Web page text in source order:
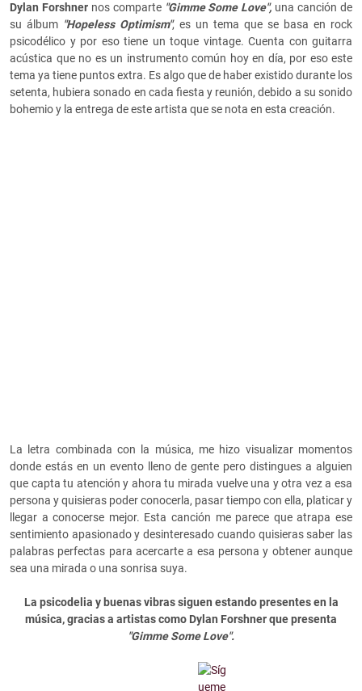
Dylan Forshnernos comparte "Gimme Some Love", una canción de
su álbum "Hopeless Optimism", es un tema que se basa en rock
psicodélico y por eso tiene un toque vintage. Cuenta con guitarra
acústica que no es un instrumento común hoy en día, por eso este
tema ya tiene puntos extra. Es algo que de haber existido durante los
setenta, hubiera sonado en cada fiesta y reunión, debido a su sonido
bohemio y la entrega de este artista que se nota en esta creación.
La letra combinada con la música, me hizo visualizar momentos
donde estás en un evento lleno de gente pero distingues a alguien
que capta tu atención y ahora tu mirada vuelve una y otra vez a esa
persona y quisieras poder conocerla, pasar tiempo con ella, platicar y
llegar a conocerse mejor. Esta canción me parece que atrapa ese
sentimiento apasionado y desinteresado cuando quisieras saber las
palabras perfectas para acercarte a esa persona y obtener aunque
sea una mirada o una sonrisa suya.
La psicodelia y buenas vibras siguen estando presentes en la
música, gracias a artistas como Dylan Forshner que presenta
"Gimme Some Love".